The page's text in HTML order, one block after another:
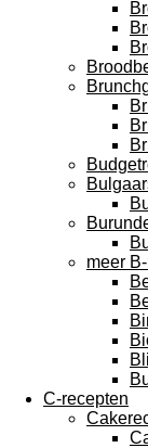
meer
C-recepten